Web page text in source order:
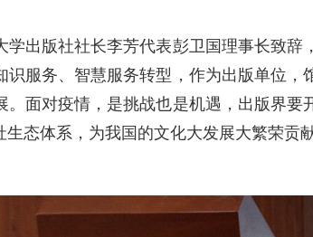
版社社长李芳代表彭卫国理事长致辞
服务、智慧服务转型，作为出版单位，
面对疫情，是挑战也是机遇，出版界要
态体系，为我国的文化大发展大繁荣贡献